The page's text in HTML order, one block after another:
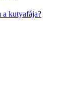
kutyafája?